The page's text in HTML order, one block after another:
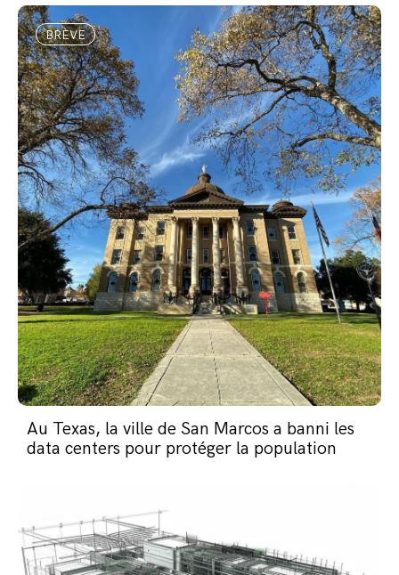
BRÈVE
Au Texas, la ville de San Marcos a banni les
data centers pour protéger la population